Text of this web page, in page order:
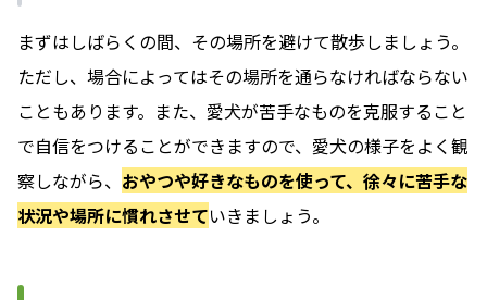
まずはしばらくの間、その場所を避けて散歩しましょう。
ただし、場合によってはその場所を通らなければならない
こともあります。また、愛犬が苦手なものを克服すること
で自信をつけることができますので、愛犬の様子をよく観
察しながら、 おやつや好きなものを使って、徐々に苦手な
状況や場所に慣れさせていきましょう。